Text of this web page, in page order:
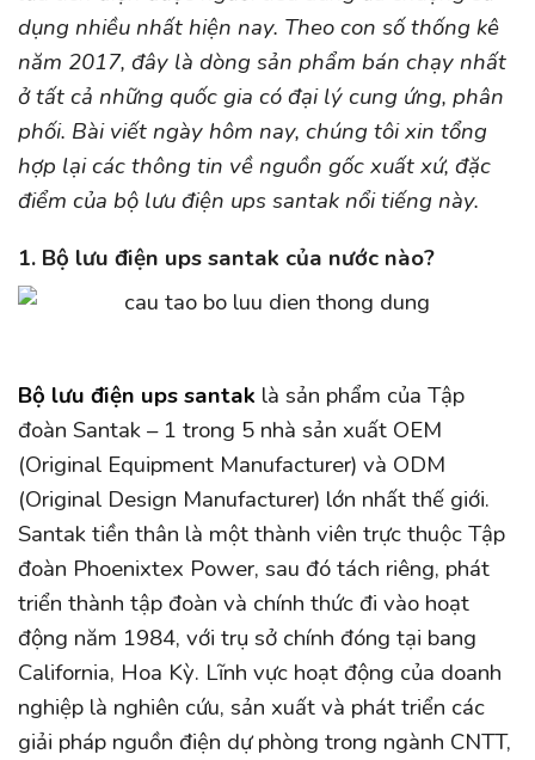
dụng nhiều nhất hiện nay. Theo con số thống kê
năm 2017, đây là dòng sản phẩm bán chạy nhất
ở tất cả những quốc gia có đại lý cung ứng, phân
phối. Bài viết ngày hôm nay, chúng tôi xin tổng
hợp lại các thông tin về nguồn gốc xuất xứ, đặc
điểm của bộ lưu điện ups santak nổi tiếng này.
1. Bộ lưu điện ups santak của nước nào?
Bộ lưu điện ups santak là sản phẩm của Tập
đoàn Santak – 1 trong 5 nhà sản xuất OEM
(Original Equipment Manufacturer) và ODM
(Original Design Manufacturer) lớn nhất thế giới.
Santak tiền thân là một thành viên trực thuộc Tập
đoàn Phoenixtex Power, sau đó tách riêng, phát
triển thành tập đoàn và chính thức đi vào hoạt
động năm 1984, với trụ sở chính đóng tại bang
California, Hoa Kỳ. Lĩnh vực hoạt động của doanh
nghiệp là nghiên cứu, sản xuất và phát triển các
giải pháp nguồn điện dự phòng trong ngành CNTT,